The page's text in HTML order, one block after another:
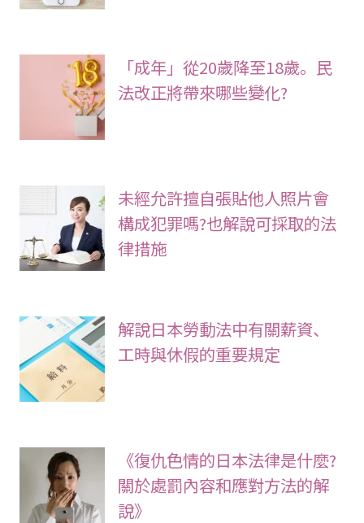
「成年」從20歲降至18歲。民
法改正將帶來哪些變化?
未經允許擅自張貼他人照片會
構成犯罪嗎?也解說可採取的法
律措施
解說日本勞動法中有關薪資、
工時與休假的重要規定
《復仇色情的日本法律是什麼?
關於處罰內容和應對方法的解
說》